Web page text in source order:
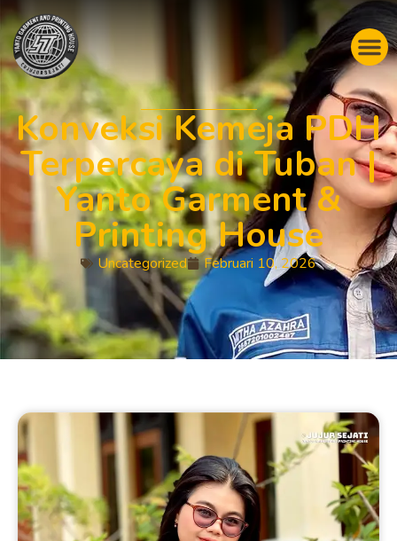
Konveksi Kemeja PDH
Terpercaya di Tuban |
Yanto Garment &
Printing House
Uncategorized Februari 10, 2026